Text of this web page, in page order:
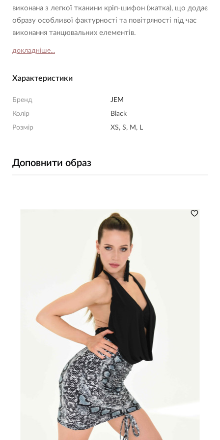
виконана з легкої тканини кріп-шифон (жатка), що додає
образу особливої фактурності та повітряності під час
виконання танцювальних елементів.
докладніше...
Характеристики
Бренд
JEM
Колір
Black
Розмір
XS, S, M, L
Доповнити образ